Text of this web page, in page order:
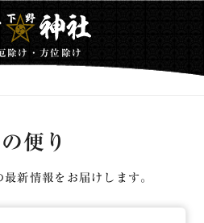
除け・方位除け
便り
新情報をお届けします。